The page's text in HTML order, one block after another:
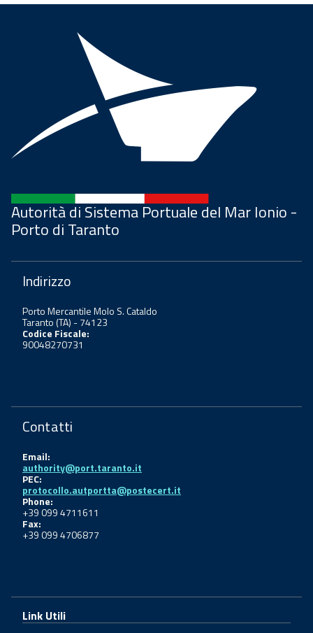
Autorità di Sistema Portuale del Mar Ionio -
Porto di Taranto
Indirizzo
Porto Mercantile Molo S. Cataldo
Taranto (TA) - 74123
Codice Fiscale:
90048270731
Contatti
Email:
authority@port.taranto.it
PEC:
protocollo.autportta@postecert.it
Phone:
+39 099 4711611
Fax:
+39 099 4706877
Link Utili